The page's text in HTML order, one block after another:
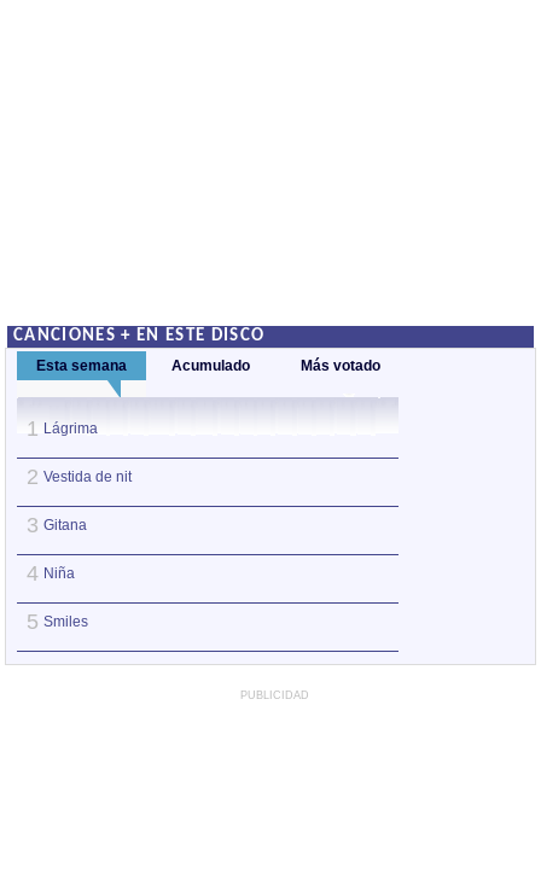
CANCIONES + EN ESTE DISCO
Esta semana Acumulado Más votado
1 Lágrima
2 Vestida de nit
3 Gitana
4 Niña
5 Smiles
PUBLICIDAD